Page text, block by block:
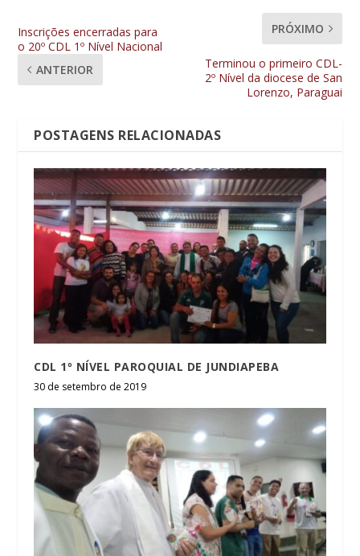
Inscrições encerradas para
o 20º CDL 1º Nível Nacional
ANTERIOR
PRÓXIMO
Terminou o primeiro CDL-
2º Nível da diocese de San
Lorenzo, Paraguai
POSTAGENS RELACIONADAS
CDL 1º NÍVEL PAROQUIAL DE JUNDIAPEBA
30 de setembro de 2019